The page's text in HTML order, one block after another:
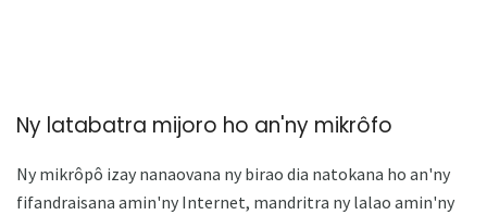
Ny latabatra mijoro ho an'ny mikrôfo
Ny mikrôpô izay nanaovana ny birao dia natokana ho an'ny
fifandraisana amin'ny Internet, mandritra ny lalao amin'ny